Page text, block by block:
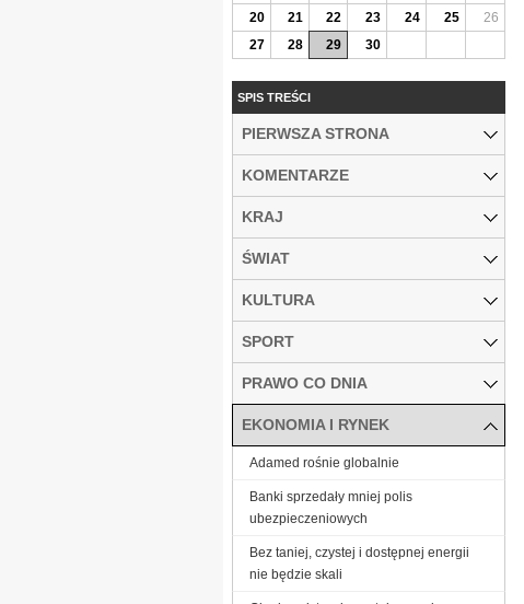
20
21 22 23 24 25
26
27
28 29 30
SPIS TREŚCI
PIERWSZA STRONA
KOMENTARZE
KRAJ
ŚWIAT
KULTURA
SPORT
PRAWO CO DNIA
EKONOMIA I RYNEK
Adamed rośnie globalnie
Banki sprzedały mniej polis
ubezpieczeniowych
Bez taniej, czystej i dostępnej energii
nie będzie skali